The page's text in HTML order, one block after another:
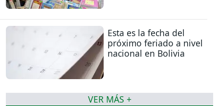
Esta es la fecha del
próximo feriado a nivel
nacional en Bolivia
VER MÁS +